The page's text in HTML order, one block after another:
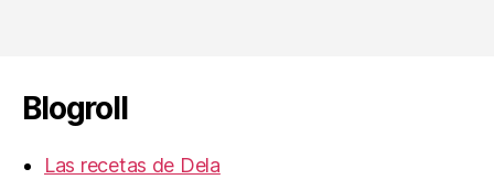
Blogroll
Las recetas de Dela